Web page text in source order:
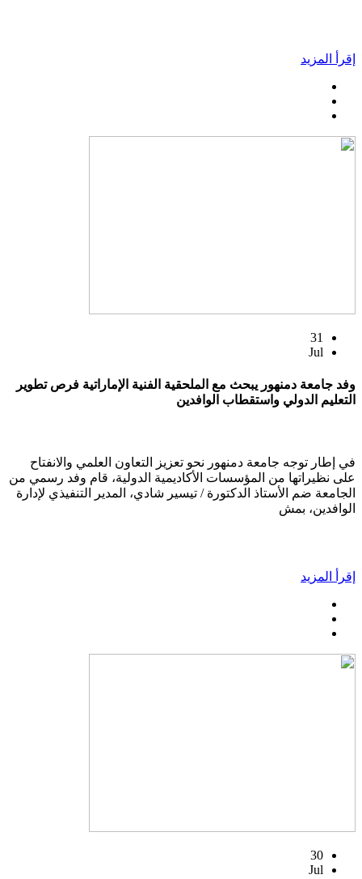
إقرأ المزيد
31
Jul
وفد جامعة دمنهور يبحث مع الملحقية الفنية الإماراتية فرص تطوير
التعليم الدولي واستقطاب الوافدين
في إطار توجه جامعة دمنهور نحو تعزيز التعاون العلمي والانفتاح
على نظيراتها من المؤسسات الأكاديمية الدولية، قام وفد رسمي من
الجامعة ضم الأستاذ الدكتورة / تيسير شادي، المدير التنفيذي لإدارة
الوافدين، بمش
إقرأ المزيد
30
Jul